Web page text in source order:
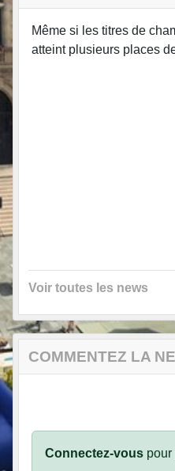
Même si les titres de
atteint plusieurs places
Voir toutes les news
COMMENTEZ LA
Connectez-vous pour